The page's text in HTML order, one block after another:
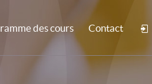
des cours Contact